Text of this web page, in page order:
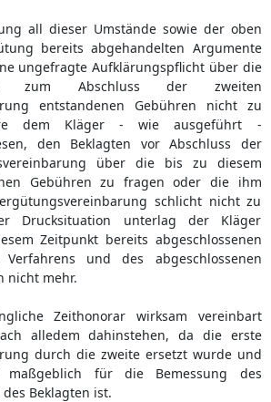
all dieser Umstände sowie der oben
bereits abgehandelten Argumente
ungefragte Aufklärungspflicht über die
Abschluss der zweiten
entstandenen Gebühren nicht zu
dem Kläger - wie ausgeführt -
den Beklagten vor Abschluss der
über die bis zu diesem
Gebühren zu fragen oder die ihm
schlicht nicht zu
Drucksituation unterlag der Kläger
Zeitpunkt bereits abgeschlossenen
Verfahrens und des abgeschlossenen
nicht mehr.
Zeithonorar wirksam vereinbart
alledem dahinstehen, da die erste
durch die zweite ersetzt wurde und
für die Bemessung des
Beklagten ist.